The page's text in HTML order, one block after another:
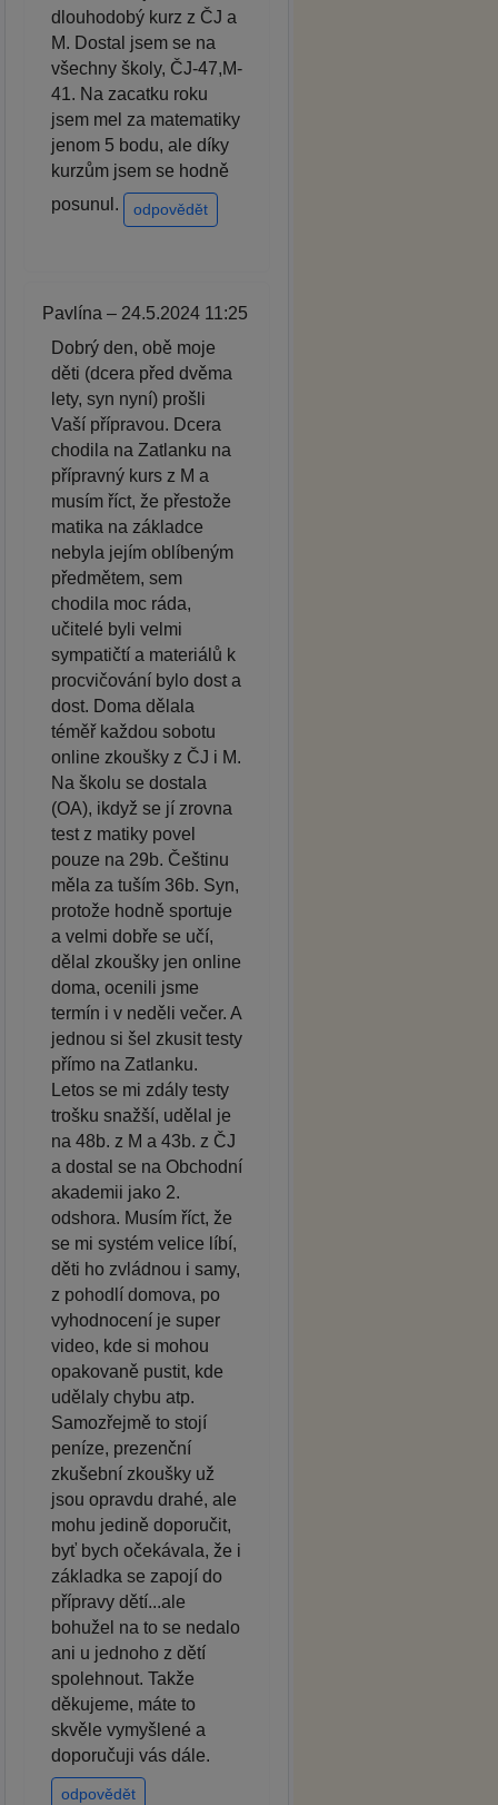
dlouhodobý kurz z ČJ a
M. Dostal jsem se na
všechny školy, ČJ-47,M-
41. Na zacatku roku
jsem mel za matematiky
jenom 5 bodu, ale díky
kurzům jsem se hodně
posunul.
odpovědět
Pavlína – 24.5.2024 11:25
Dobrý den, obě moje
děti (dcera před dvěma
lety, syn nyní) prošli
Vaší přípravou. Dcera
chodila na Zatlanku na
přípravný kurs z M a
musím říct, že přestože
matika na základce
nebyla jejím oblíbeným
předmětem, sem
chodila moc ráda,
učitelé byli velmi
sympatičtí a materiálů k
procvičování bylo dost a
dost. Doma dělala
téměř každou sobotu
online zkoušky z ČJ i M.
Na školu se dostala
(OA), ikdyž se jí zrovna
test z matiky povel
pouze na 29b. Češtinu
měla za tuším 36b. Syn,
protože hodně sportuje
a velmi dobře se učí,
dělal zkoušky jen online
doma, ocenili jsme
termín i v neděli večer. A
jednou si šel zkusit testy
přímo na Zatlanku.
Letos se mi zdály testy
trošku snažší, udělal je
na 48b. z M a 43b. z ČJ
a dostal se na Obchodní
akademii jako 2.
odshora. Musím říct, že
se mi systém velice líbí,
děti ho zvládnou i samy,
z pohodlí domova, po
vyhodnocení je super
video, kde si mohou
opakovaně pustit, kde
udělaly chybu atp.
Samozřejmě to stojí
peníze, prezenční
zkušební zkoušky už
jsou opravdu drahé, ale
mohu jedině doporučit,
byť bych očekávala, že i
základka se zapojí do
přípravy dětí...ale
bohužel na to se nedalo
ani u jednoho z dětí
spolehnout. Takže
děkujeme, máte to
skvěle vymyšlené a
doporučuji vás dále.
odpovědět